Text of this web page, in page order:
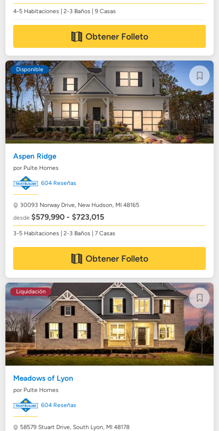
4-5 Habitaciones | 2-3 Baños | 9 Casas
Obtener Folleto
Disponible
Aspen Ridge
por Pulte Homes
604 Reseñas
30093 Norway Drive, New Hudson, MI 48165
desde$579,990 - $723,015
3-5 Habitaciones | 2-3 Baños | 7 Casas
Obtener Folleto
Liquidación
Meadows of Lyon
por Pulte Homes
604 Reseñas
58579 Stuart Drive,South Lyon, MI 48178